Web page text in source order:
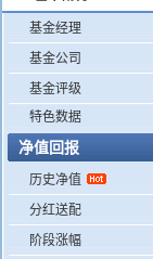
基金经理
基金公司
基金评级
特色数据
净值回报
历史净值
分红送配
阶段涨幅